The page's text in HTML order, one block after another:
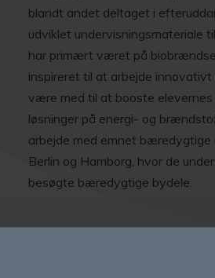
blandt andet deltaget i
udviklet undervisningsmateriale
har primært været på
inspireret til at arbejde
være med til at booste
løsninger på energi- og
arbejde med emnet
Berlin og Hamborg, hvor de
besøgte bæredygtige bydele.